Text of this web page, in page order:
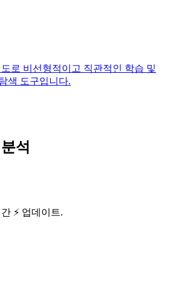
로 비선형적이고 직관적인 학습 및
색 도구입니다.
석
⚡️ 업데이트.